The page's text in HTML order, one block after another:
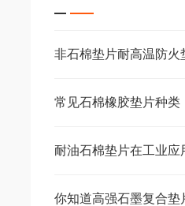
常见石棉橡胶垫片种类